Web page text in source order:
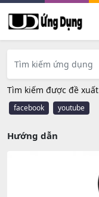
Tìm kiếm được đề xuất
facebook youtube
Hướng dẫn